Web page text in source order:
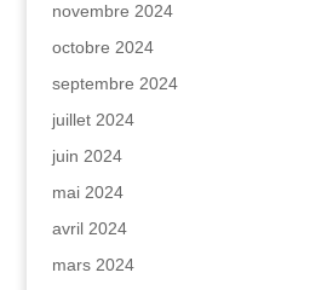
novembre 2024
octobre 2024
septembre 2024
juillet 2024
juin 2024
mai 2024
avril 2024
mars 2024